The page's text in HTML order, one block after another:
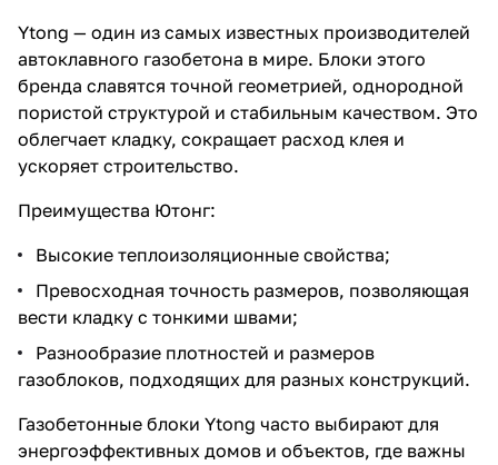
Ytong — один из самых известных производителей
автоклавного газобетона в мире. Блоки этого
бренда славятся точной геометрией, однородной
пористой структурой и стабильным качеством. Это
облегчает кладку, сокращает расход клея и
ускоряет строительство.
Преимущества Ютонг:
Высокие теплоизоляционные свойства;
Превосходная точность размеров, позволяющая
вести кладку с тонкими швами;
Разнообразие плотностей и размеров
газоблоков, подходящих для разных конструкций.
Газобетонные блоки Ytong часто выбирают для
энергоэффективных домов и объектов, где важны